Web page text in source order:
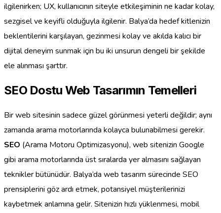
ilgilenirken; UX, kullanıcının siteyle etkileşiminin ne kadar kolay,
sezgisel ve keyifli olduğuyla ilgilenir. Balya’da hedef kitlenizin
beklentilerini karşılayan, gezinmesi kolay ve akılda kalıcı bir
dijital deneyim sunmak için bu iki unsurun dengeli bir şekilde
ele alınması şarttır.
SEO Dostu Web Tasarımın Temelleri
Bir web sitesinin sadece güzel görünmesi yeterli değildir; aynı
zamanda arama motorlarında kolayca bulunabilmesi gerekir.
SEO (Arama Motoru Optimizasyonu), web sitenizin Google
gibi arama motorlarında üst sıralarda yer almasını sağlayan
teknikler bütünüdür. Balya’da web tasarım sürecinde SEO
prensiplerini göz ardı etmek, potansiyel müşterilerinizi
kaybetmek anlamına gelir. Sitenizin hızlı yüklenmesi, mobil